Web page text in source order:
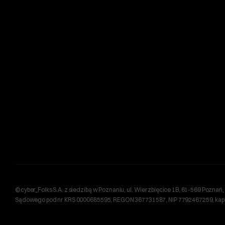
©cyber_Folks S.A. z siedzibą w Poznaniu, ul. Wierzbięcice 1B, 61-569
Sądowego pod nr KRS 0000685595, REGON 367731587, NIP 7792467259,